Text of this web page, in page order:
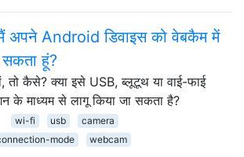
अपने Android डिवाइस को वेबकैम में
हूं?
तो कैसे? क्या इसे USB, ब्लूटूथ या वाई-फाई
के माध्यम से लागू किया जा सकता है?
wi-fi usb
camera
mode
webcam